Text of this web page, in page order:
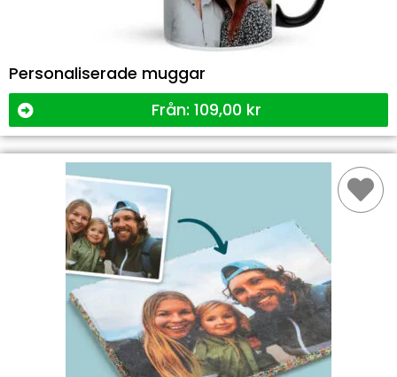
Personaliserade muggar
Från: 109,00 kr